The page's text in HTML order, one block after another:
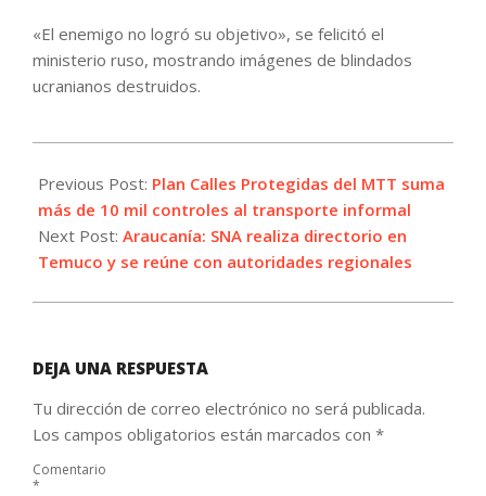
«El enemigo no logró su objetivo», se felicitó el
ministerio ruso, mostrando imágenes de blindados
ucranianos destruidos.
06-
05
Previous Post: Plan Calles Protegidas del MTT suma
más de 10 mil controles al transporte informal
Next Post: Araucanía: SNA realiza directorio en
Temuco y se reúne con autoridades regionales
DEJA UNA RESPUESTA
Tu dirección de correo electrónico no será publicada.
Los campos obligatorios están marcados con *
Comentario
*